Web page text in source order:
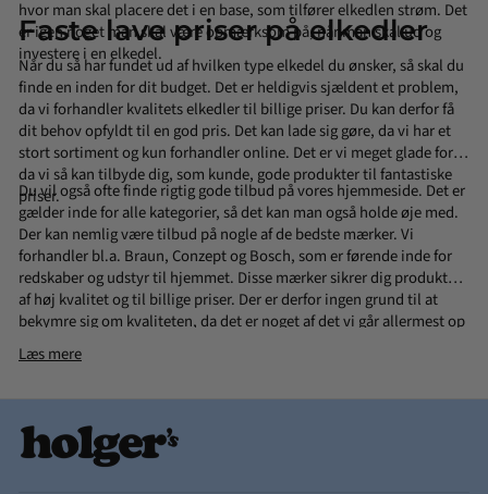
hvor man skal placere det i en base, som tilfører elkedlen strøm. Det
er igen noget man skal være opmærksom på, når man skal ud og
investere i en elkedel.
Faste lave priser på elkedler
Når du så har fundet ud af hvilken type elkedel du ønsker, så skal du
finde en inden for dit budget. Det er heldigvis sjældent et problem,
da vi forhandler kvalitets elkedler til billige priser. Du kan derfor få
dit behov opfyldt til en god pris. Det kan lade sig gøre, da vi har et
stort sortiment og kun forhandler online. Det er vi meget glade for,
da vi så kan tilbyde dig, som kunde, gode produkter til fantastiske
priser.
Du vil også ofte finde rigtig gode tilbud på vores hjemmeside. Det er
gælder inde for alle kategorier, så det kan man også holde øje med.
Der kan nemlig være tilbud på nogle af de bedste mærker. Vi
forhandler bl.a. Braun, ConzeptogBosch, som er førende inde for
redskaber og udstyr til hjemmet. Disse mærker sikrer dig produkter
af høj kvalitet og til billige priser. Der er derfor ingen grund til at
bekymre sig om kvaliteten, da det er noget af det vi går allermest op
i. Vi vil kun forhandle produkter som vi kan stå inde for. Derfor har vi
også en masse tilbud, da vi gerne vil give det bedste til vores kunder.
Læs mere